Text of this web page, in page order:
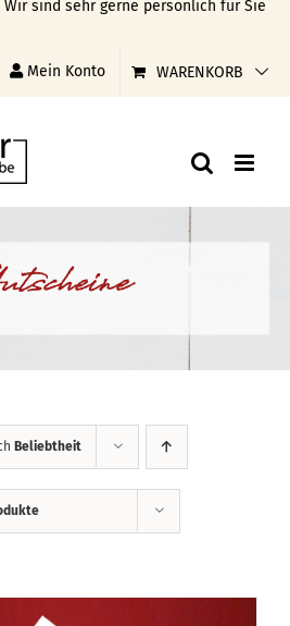
Wir sind sehr gerne persönlich für Sie
Mein Konto WARENKORB
Beliebtheit